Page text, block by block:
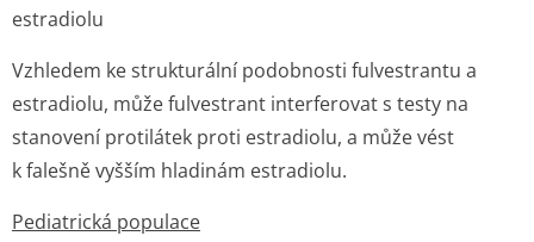
estradiolu
Vzhledem ke strukturální podobnosti fulvestrantu a
estradiolu, může fulvestrant interferovat s testy na
stanovení protilátek proti estradiolu, a může vést
k falešně vyšším hladinám estradiolu.
Pediatrická populace